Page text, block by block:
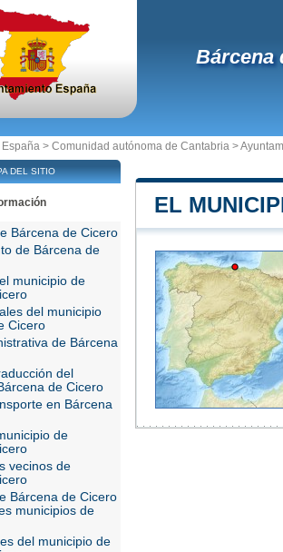
Bárcena
> Comunidad autónoma de Cantabria >
EL
DEL SITIO
Bárcena de Cicero
de Bárcena de
municipio de
del municipio
Cicero
de Bárcena
del
de Cicero
en Bárcena
de
vecinos de
Bárcena de Cicero
municipios de
del municipio de